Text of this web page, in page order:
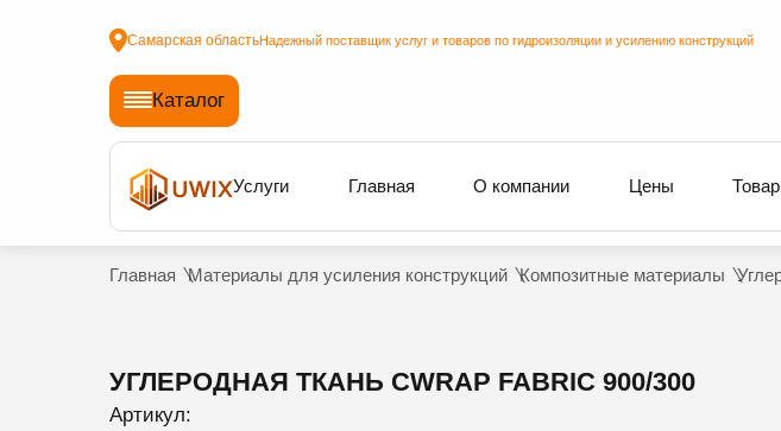
Самарская областьНадежный поставщик услуг и товаров по гидроизоляции и усилению конструкций
Каталог
Услуги Главная О компании Цены
Главная Материалы для усиления конструкций Композитные материалы
УГЛЕРОДНАЯ ТКАНЬ CWRAP FABRIC 900/300
Артикул: